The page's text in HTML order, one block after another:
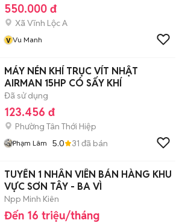
550.000 đ
Xã Vĩnh Lộc A
v Vu Manh
MÁY NÉN KHÍ TRỤC VÍT NHẬT
AIRMAN 15HP CÓ SẤY KHÍ
Đã sử dụng
123.456 đ
Phường Tân Thới Hiệp
Phạm Lâm 5.0 31 đã bán
TUYỂN 1 NHÂN VIÊN BÁN HÀNG KHU
VỰC SƠN TÂY - BA VÌ
Npp Minh Kiên
Đến 16 triệu/tháng